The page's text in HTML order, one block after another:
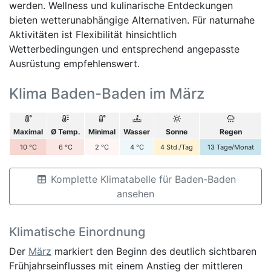
werden. Wellness und kulinarische Entdeckungen
bieten wetterunabhängige Alternativen. Für naturnahe
Aktivitäten ist Flexibilität hinsichtlich
Wetterbedingungen und entsprechend angepasste
Ausrüstung empfehlenswert.
Klima Baden-Baden im März
Maximal Ø Temp. Minimal Wasser Sonne Regen
10 °C 6 °C 2 °C 4 °C 4 Std./Tag 13 Tage/Monat
Komplette Klimatabelle für Baden-Baden
ansehen
Klimatische Einordnung
Der März markiert den Beginn des deutlich sichtbaren
Frühjahrseinflusses mit einem Anstieg der mittleren